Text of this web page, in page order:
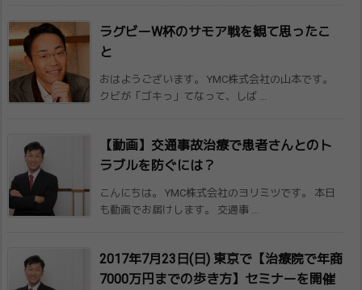
ラグビーW杯のサモア戦を観て思ったこ
と
おはようございます。 YMC株式会社の山本です。
クビが「ゴキっ」てなって、しば ...
【動画】交通事故治療で患者さんとのト
ラブ​ルを防ぐには？
こんにちは。 YMC株式会社のヨリミツです。 本日
も動画でお届けします。 交通事 ...
2017年7月23日(日) 東京で【治療院で年商
7000万円までの歩​き方】セミナーを開催